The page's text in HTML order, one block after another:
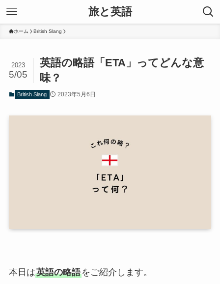
旅と英語
ホーム British Slang
英語の略語「ETA」ってどんな意
味？
2023
5/05
British Slang 2023年5月6日
本日は英語の略語をご紹介します。